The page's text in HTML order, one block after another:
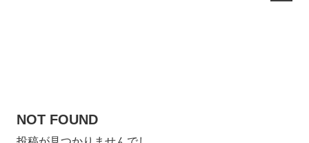
NOT FOUND